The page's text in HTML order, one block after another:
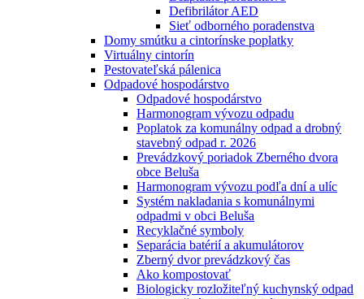
Defibrilátor AED
Sieť odborného poradenstva
Domy smútku a cintorínske poplatky
Virtuálny cintorín
Pestovateľská pálenica
Odpadové hospodárstvo
Odpadové hospodárstvo
Harmonogram vývozu odpadu
Poplatok za komunálny odpad a drobný
stavebný odpad r. 2026
Prevádzkový poriadok Zberného dvora
obce Beluša
Harmonogram vývozu podľa dní a ulíc
Systém nakladania s komunálnymi
odpadmi v obci Beluša
Recyklačné symboly
Separácia batérií a akumulátorov
Zberný dvor prevádzkový čas
Ako kompostovať
Biologicky rozložiteľný kuchynský odpad